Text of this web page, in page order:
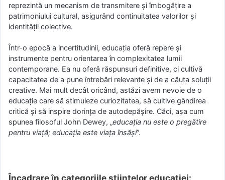
reprezintă un mecanism de transmitere și îmbogățire a
patrimoniului cultural, asigurând continuitatea valorilor și
identității colective.
Într-o epocă a incertitudinii, educația oferă repere și
instrumente pentru orientarea în complexitatea lumii
contemporane. Ea nu oferă răspunsuri definitive, ci cultivă
capacitatea de a pune întrebări relevante și de a căuta soluții
creative. Mai mult decât oricând, astăzi avem nevoie de o
educație care să stimuleze curiozitatea, să cultive gândirea
critică și să inspire dorința de autodepășire. Căci, așa cum
spunea filosoful John Dewey, „educația nu este o pregătire
pentru viață; educația este viața însăși”.
Încadrare în categoriile științelor educației: